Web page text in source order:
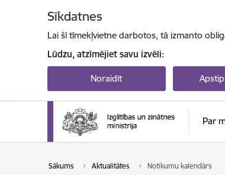
Sīkdatnes
Lai šī tīmekļvietne darbotos, tā izmanto
Lūdzu, atzīmējiet savu izvēli:
Noraidīt
Par
Sākums Aktualitātes Notikumu kalendārs